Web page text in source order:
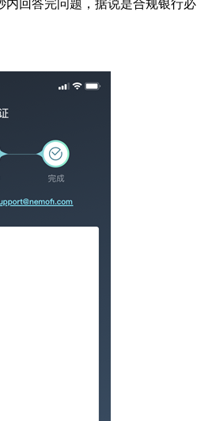
内回答完问题，据说是合规银行必